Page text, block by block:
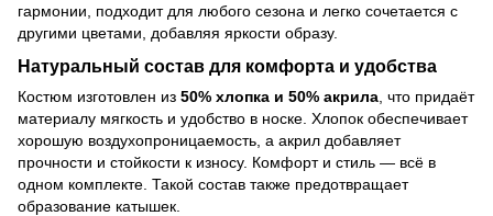
гармонии, подходит для любого сезона и легко сочетается с
другими цветами, добавляя яркости образу.
Натуральный состав для комфорта и удобства
Костюм изготовлен из 50% хлопка и 50% акрила, что придаёт
материалу мягкость и удобство в носке. Хлопок обеспечивает
хорошую воздухопроницаемость, а акрил добавляет
прочности и стойкости к износу. Комфорт и стиль — всё в
одном комплекте. Такой состав также предотвращает
образование катышек.